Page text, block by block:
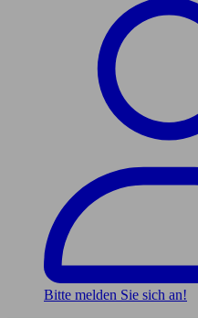
Bitte melden Sie sich an!